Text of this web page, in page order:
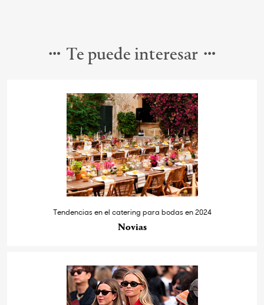
Te puede interesar
Tendencias en el catering para bodas en 2024
Novias